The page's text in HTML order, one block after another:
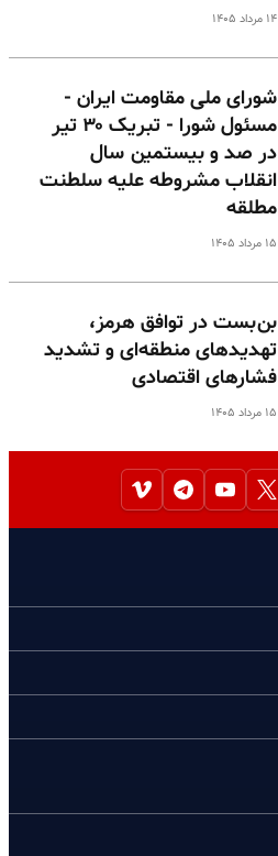
۱۴ مرداد ۱۴۰۵
شورای ملی مقاومت ایران -
مسئول شورا - تبریک ۳۰ تیر
در صد و بیستمین سال
انقلاب مشروطه علیه سلطنت
مطلقه
۱۵ مرداد ۱۴۰۵
بن‌بست در توافق هرمز،
تهدیدهای منطقه‌ای و تشدید
فشارهای اقتصادی
۱۵ مرداد ۱۴۰۵